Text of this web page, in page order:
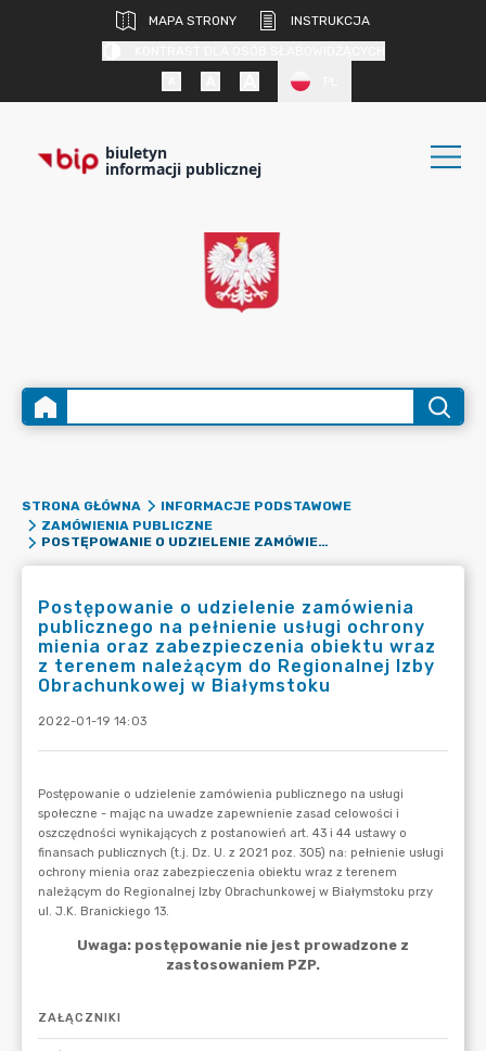
MAPA STRONY
INSTRUKCJA
biuletyn
informacji publicznej
STRONA GŁÓWNA
INFORMACJE PODSTAWOWE
ZAMÓWIENIA PUBLICZNE
POSTĘPOWANIE O UDZIELENIE ZAMÓWIENIA PUBLICZNEGO NA PEŁNIENIE USŁUGI OCHRONY MIENIA ORAZ ZABEZPIECZENIA OBIEKTU WRAZ Z TERENEM NALEŻĄCYM DO REGIONALNEJ IZBY OBRACHUNKOWEJ W BIAŁYMSTOKU
Postępowanie o udzielenie zamówienia
publicznego na pełnienie usługi ochrony
mienia oraz zabezpieczenia obiektu wraz
z terenem należącym do Regionalnej Izby
Obrachunkowej w Białymstoku
2022-01-19 14:03
ZAŁĄCZNIKI